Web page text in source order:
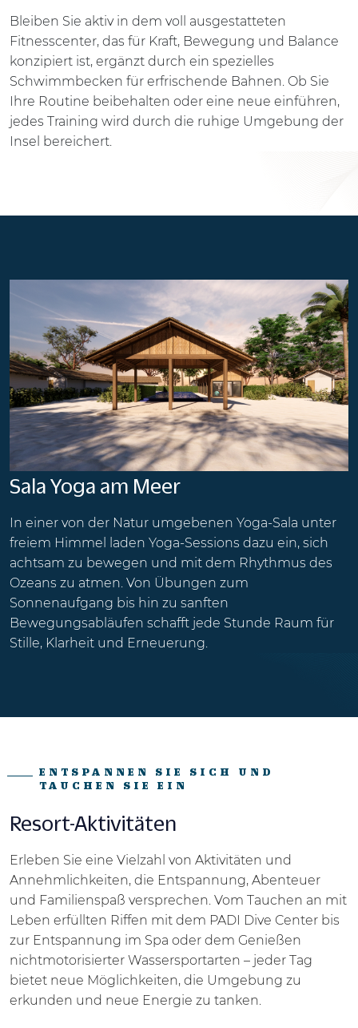
Bleiben Sie aktiv in dem voll ausgestatteten
Fitnesscenter, das für Kraft, Bewegung und Balance
konzipiert ist, ergänzt durch ein spezielles
Schwimmbecken für erfrischende Bahnen. Ob Sie
Ihre Routine beibehalten oder eine neue einführen,
jedes Training wird durch die ruhige Umgebung der
Insel bereichert.
Sala Yoga am Meer
In einer von der Natur umgebenen Yoga-Sala unter
freiem Himmel laden Yoga-Sessions dazu ein, sich
achtsam zu bewegen und mit dem Rhythmus des
Ozeans zu atmen. Von Übungen zum
Sonnenaufgang bis hin zu sanften
Bewegungsabläufen schafft jede Stunde Raum für
Stille, Klarheit und Erneuerung.
ENTSPANNEN SIE SICH UND
TAUCHEN SIE EIN
Resort-Aktivitäten
Erleben Sie eine Vielzahl von Aktivitäten und
Annehmlichkeiten, die Entspannung, Abenteuer
und Familienspaß versprechen. Vom Tauchen an mit
Leben erfüllten Riffen mit dem PADI Dive Center bis
zur Entspannung im Spa oder dem Genießen
nichtmotorisierter Wassersportarten – jeder Tag
bietet neue Möglichkeiten, die Umgebung zu
erkunden und neue Energie zu tanken.